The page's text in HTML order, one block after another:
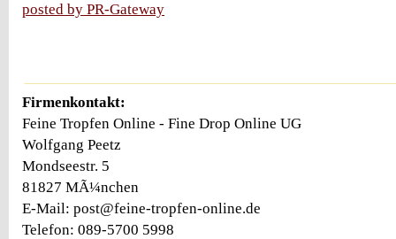
posted by PR-Gateway
Firmenkontakt:
Feine Tropfen Online - Fine Drop Online UG
Wolfgang Peetz
Mondseestr. 5
81827 MÃ¼nchen
E-Mail: post@feine-tropfen-online.de
Telefon: 089-5700 5998